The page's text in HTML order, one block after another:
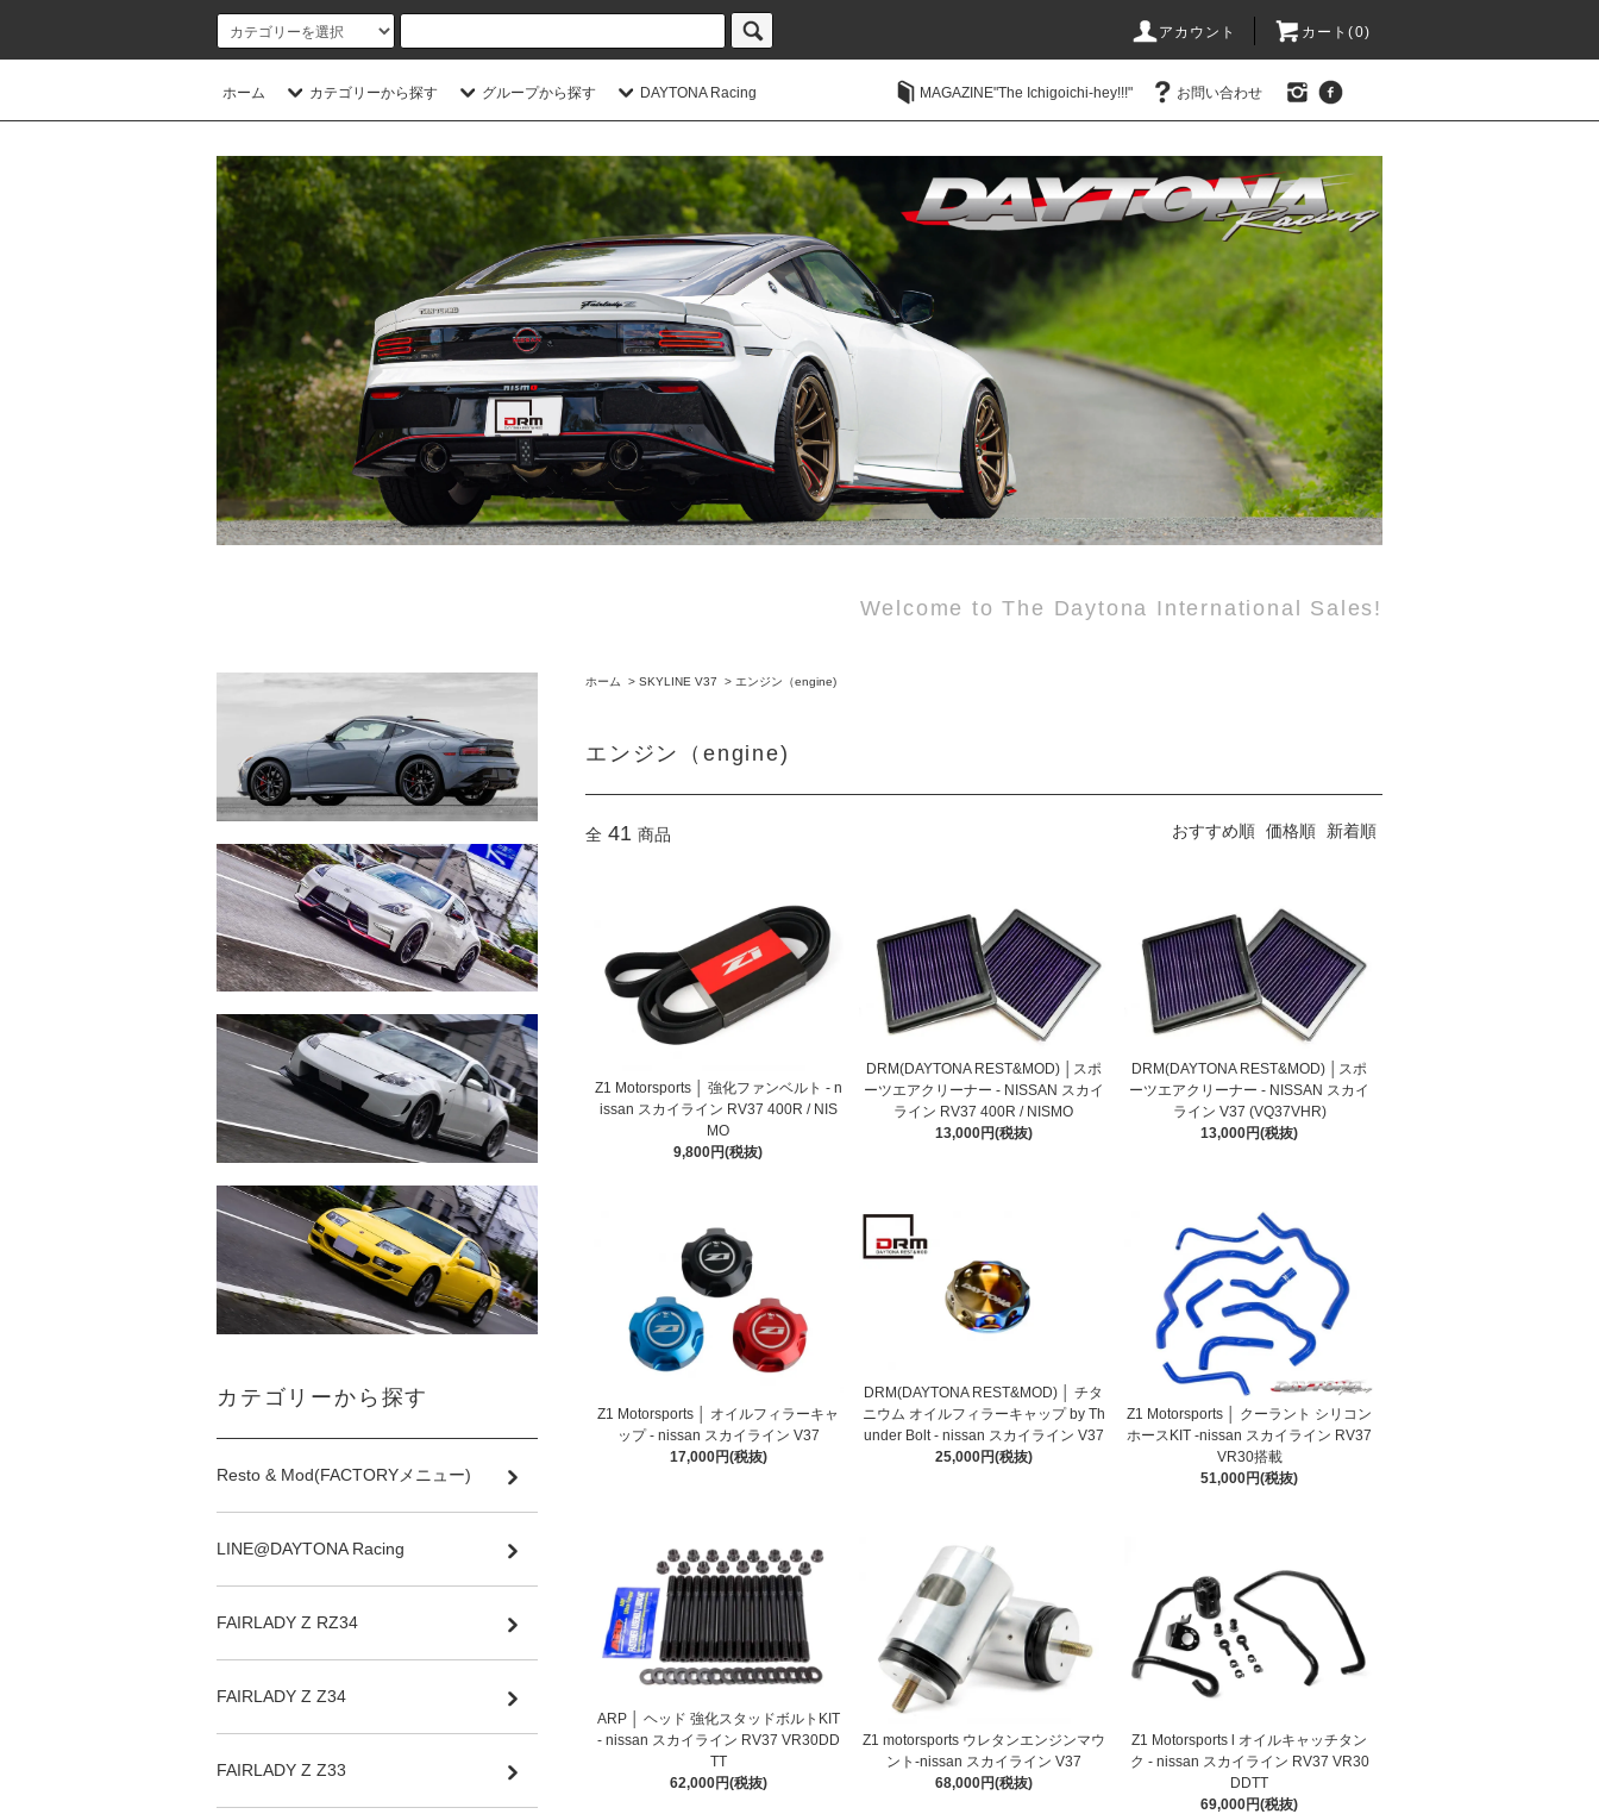
アカウント カート(0)
ホーム カテゴリーから探す グループから探す DAYTONA Racing MAGAZINE"The Ichigoichi-hey!!!" お問い合わせ
Welcome to The Daytona International Sales!
ホーム > SKYLINE V37 > エンジン（engine)
エンジン（engine)
全 41 商品 おすすめ順 価格順 新着順
Z1 Motorsports │ 強化ファンベルト - n
issan スカイライン RV37 400R / NIS
MO
9,800円(税抜)
DRM(DAYTONA REST&MOD) │スポ
ーツエアクリーナー - NISSAN スカイ
ライン RV37 400R / NISMO
13,000円(税抜)
DRM(DAYTONA REST&MOD) │スポ
ーツエアクリーナー - NISSAN スカイ
ライン V37 (VQ37VHR)
13,000円(税抜)
Z1 Motorsports │ オイルフィラーキャ
ップ - nissan スカイライン V37
17,000円(税抜)
DRM(DAYTONA REST&MOD) │ チタ
ニウム オイルフィラーキャップ by Th
under Bolt - nissan スカイライン V37
25,000円(税抜)
Z1 Motorsports │ クーラント シリコン
ホースKIT -nissan スカイライン RV37
VR30搭載
51,000円(税抜)
ARP │ ヘッド 強化スタッドボルトKIT
- nissan スカイライン RV37 VR30DD
TT
62,000円(税抜)
Z1 motorsports ウレタンエンジンマウ
ント-nissan スカイライン V37
68,000円(税抜)
Z1 Motorsports l オイルキャッチタン
ク - nissan スカイライン RV37 VR30
DDTT
69,000円(税抜)
カテゴリーから探す
Resto & Mod(FACTORYメニュー)
LINE@DAYTONA Racing
FAIRLADY Z RZ34
FAIRLADY Z Z34
FAIRLADY Z Z33